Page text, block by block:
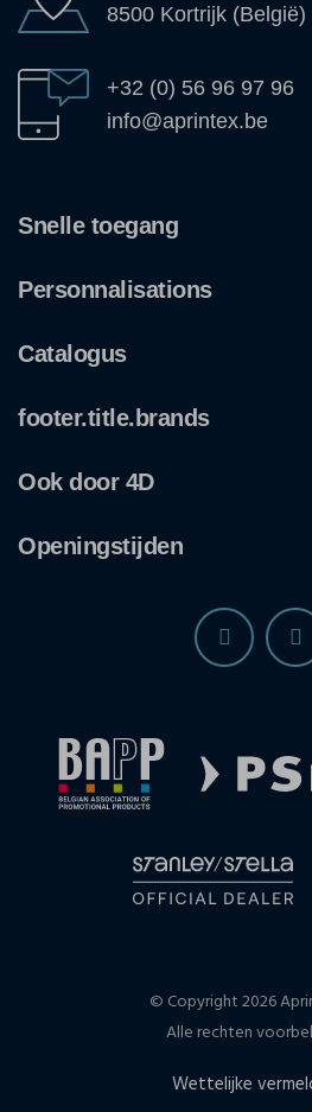
8500 Kortrijk (België)
+32 (0) 56 96 97 96
info@aprintex.be
Snelle toegang
Personnalisations
Catalogus
footer.title.brands
Ook door 4D
Openingstijden
© Copyright 2026
Alle rechten
Wettelijke